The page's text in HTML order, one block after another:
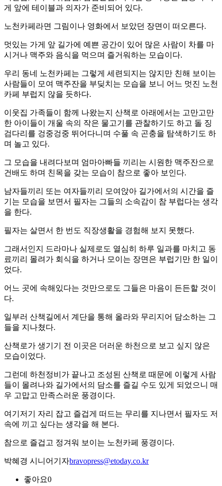
게 앞에 테이블과 의자가 준비되어 있다.
노천카페라면 그림이나 영화에서 보았던 장면이 떠오른다.
멋있는 가게 앞 길가에 예쁜 공간이 있어 많은 사람이 차를 마
시거나 맥주와 음식을 먹으며 즐거워하는 모습이다.
우리 동네 노천카페는 그렇게 세련되지는 않지만 친해 보이는
사람들이 모여 맥주잔을 부딪치는 모습을 보니 어느 멋진 노천
카페 부럽지 않을 듯하다.
이웃집 가족들이 함께 나왔는지 산책로 아래에서는 고만고만
한 아이들이 개울 속의 작은 물고기를 관찰하기도 하고 돌 징
검다리를 겅중겅중 뛰어다니며 수풀 속 곤충을 탐색하기도 하
며 놀고 있다.
그 모습을 내려다보며 엄마아빠들 끼리는 시원한 맥주잔으로
건배도 하며 친목을 갖는 모습이 참으로 좋아 보인다.
남자들끼리 또는 여자들끼리 모여앉아 길가에서의 시간을 즐
기는 모습을 보면서 필자는 그들의 소속감이 참 부럽다는 생각
을 한다.
필자는 살면서 한 번도 직장생활을 경험해 보지 못했다.
그래서인지 드라마나 실제로도 열심히 하루 일과를 마치고 동
료끼리 몰려가 회식을 하거나 모이는 장면은 부럽기만 한 일이
었다.
어느 곳에 속해있다는 것만으로도 그들은 마음이 든든할 것이
다.
일부러 산책길에서 계단을 통해 올라와 무리지어 담소하는 그
들을 지나쳤다.
산책로가 생기기 전 이곳은 더러운 하천으로 보고 싶지 않은
모습이었다.
그런데 하천정비가 끝나고 조성된 산책로 때문에 이렇게 사람
들이 몰려나와 길가에서의 담소를 즐길 수도 있게 되었으니 매
우 고맙고 만족스러운 풍경이다.
여기저기 자리 잡고 즐겁게 떠드는 무리를 지나면서 필자도 저
속에 끼고 싶다는 생각을 해 본다.
참으로 즐겁고 정겨워 보이는 노천카페 풍경이다.
박혜경 시니어기자bravopress@etoday.co.kr
좋아요0